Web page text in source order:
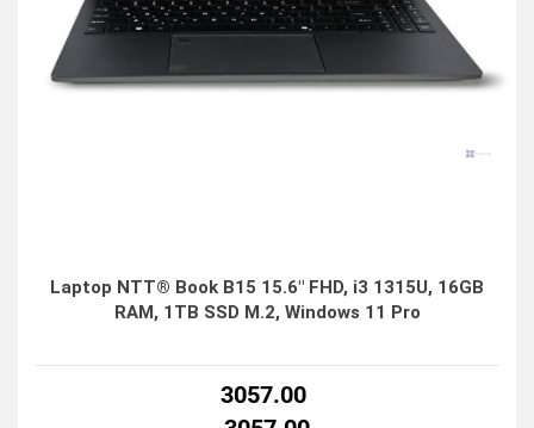
Laptop NTT® Book B15 15.6" FHD, i3 1315U, 16GB
RAM, 1TB SSD M.2, Windows 11 Pro
3057.00